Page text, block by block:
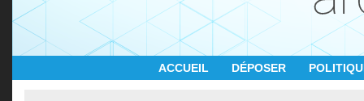
ACCUEIL DÉPOSER